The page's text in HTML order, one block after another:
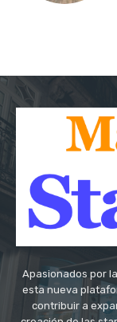
Apasionados por
esta nueva
contribuir a